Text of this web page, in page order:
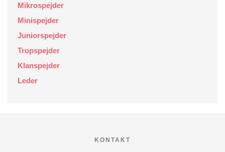
Mikrospejder
Minispejder
Juniorspejder
Tropspejder
Klanspejder
Leder
KONTAKT